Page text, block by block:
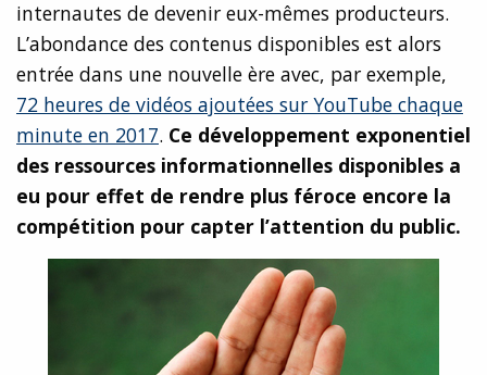
internautes de devenir eux-mêmes producteurs.
L’abondance des contenus disponibles est alors
entrée dans une nouvelle ère avec, par exemple,
72 heures de vidéos ajoutées sur YouTube chaque
minute en 2017. Ce développement exponentiel
des ressources informationnelles disponibles a
eu pour effet de rendre plus féroce encore la
compétition pour capter l’attention du public.